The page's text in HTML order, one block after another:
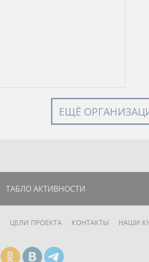
ЕЩЁ
ТАБЛО АКТИВНОСТИ
ЦЕЛИ ПРОЕКТА КОНТАКТЫ НАШИ